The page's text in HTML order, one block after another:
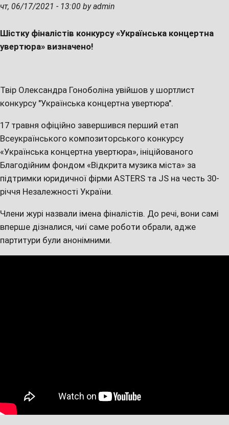
чт, 06/17/2021 - 13:00 by admin
Шістку фіналістів конкурсу «Українська концертна
увертюра» визначено!
Твір Олександра Гоноболіна увійшов у шортлист
конкурсу "Українська концертна увертюра".
17 травня офіційно завершився перший етап
Всеукраїнського композиторського конкурсу
«Українська концертна увертюра», ініційованого
Благодійним фондом «Відкрита музика міста» за
підтримки юридичної фірми ASTERS та JS на честь 30-
річчя Незалежності України.
Члени журі назвали імена фіналістів. До речі, вони самі
вперше дізналися, чиї саме роботи обрали, адже
партитури були анонімними.